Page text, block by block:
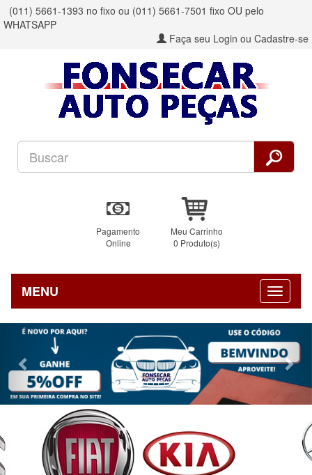
(011) 5661-1393 no fixo ou (011) 5661-7501 fixo OU pelo
WHATSAPP
Faça seu Login ou Cadastre-se
Pagamento
Online
Meu Carrinho
0 Produto(s)
MENU
Previous